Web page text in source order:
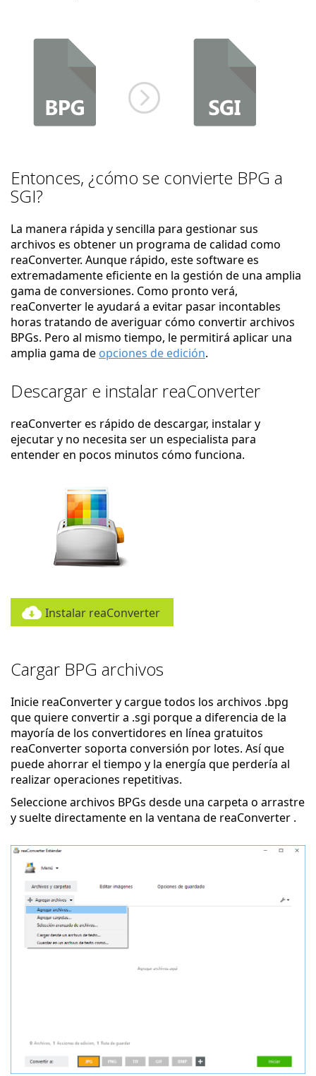
Entonces, ¿cómo se convierte BPG a
SGI?
La manera rápida y sencilla para gestionar sus
archivos es obtener un programa de calidad como
reaConverter. Aunque rápido, este software es
extremadamente eficiente en la gestión de una amplia
gama de conversiones. Como pronto verá,
reaConverter le ayudará a evitar pasar incontables
horas tratando de averiguar cómo convertir archivos
BPGs. Pero al mismo tiempo, le permitirá aplicar una
amplia gama de opciones de edición.
Descargar e instalar reaConverter
reaConverter es rápido de descargar, instalar y
ejecutar y no necesita ser un especialista para
entender en pocos minutos cómo funciona.
Instalar reaConverter
Cargar BPG archivos
Inicie reaConverter y cargue todos los archivos .bpg
que quiere convertir a .sgi porque a diferencia de la
mayoría de los convertidores en línea gratuitos
reaConverter soporta conversión por lotes. Así que
puede ahorrar el tiempo y la energía que perdería al
realizar operaciones repetitivas.
Seleccione archivos BPGs desde una carpeta o arrastre
y suelte directamente en la ventana de reaConverter .